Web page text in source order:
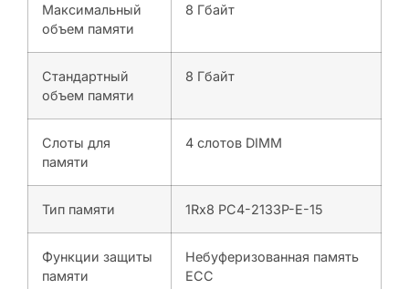
Максимальный
объем памяти
8 Гбайт
Стандартный
объем памяти
8 Гбайт
Слоты для
памяти
4 слотов DIMM
Тип памяти 1Rx8 PC4-2133P-E-15
Функции защиты
памяти
Небуферизованная память
ECC